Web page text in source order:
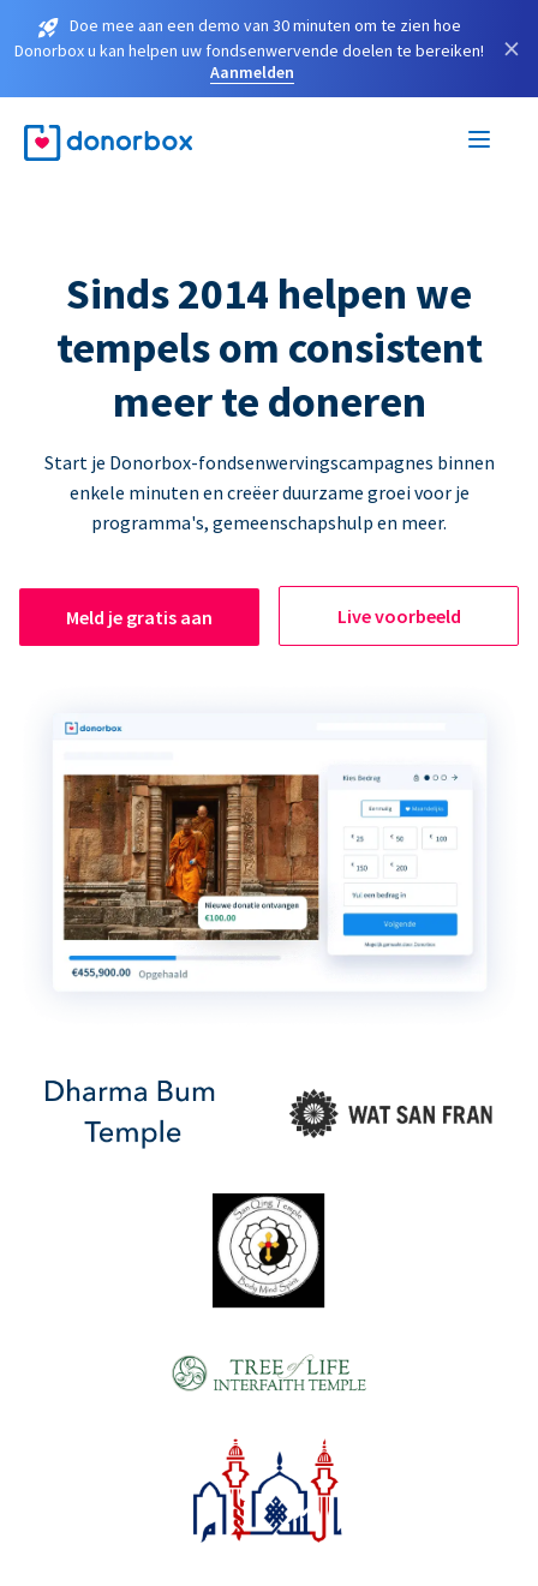
Doe mee aan een demo van 30 minuten om te zien hoe
Donorbox u kan helpen uw fondsenwervende doelen te bereiken!
Aanmelden
×
Sinds 2014 helpen we
tempels om consistent
meer te doneren
Start je Donorbox-fondsenwervingscampagnes binnen
enkele minuten en creëer duurzame groei voor je
programma's, gemeenschapshulp en meer.
Meld je gratis aan Live voorbeeld